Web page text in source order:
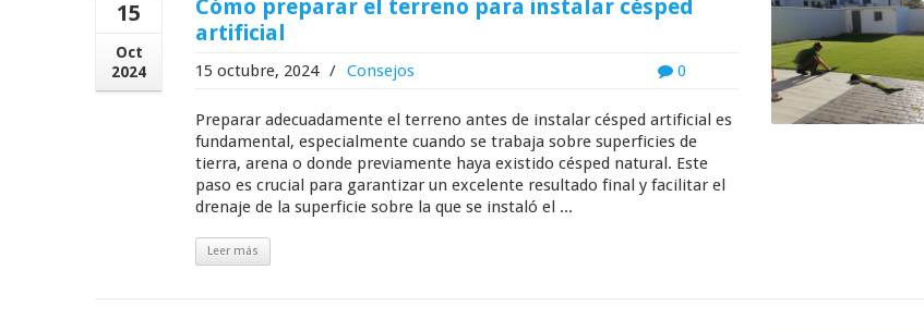
15
Oct
2024
Cómo preparar el terreno para instalar césped
artificial
0
15 octubre, 2024 / Consejos
Preparar adecuadamente el terreno antes de instalar césped artificial es
fundamental, especialmente cuando se trabaja sobre superficies de
tierra, arena o donde previamente haya existido césped natural. Este
paso es crucial para garantizar un excelente resultado final y facilitar el
drenaje de la superficie sobre la que se instaló el ...
Leer más